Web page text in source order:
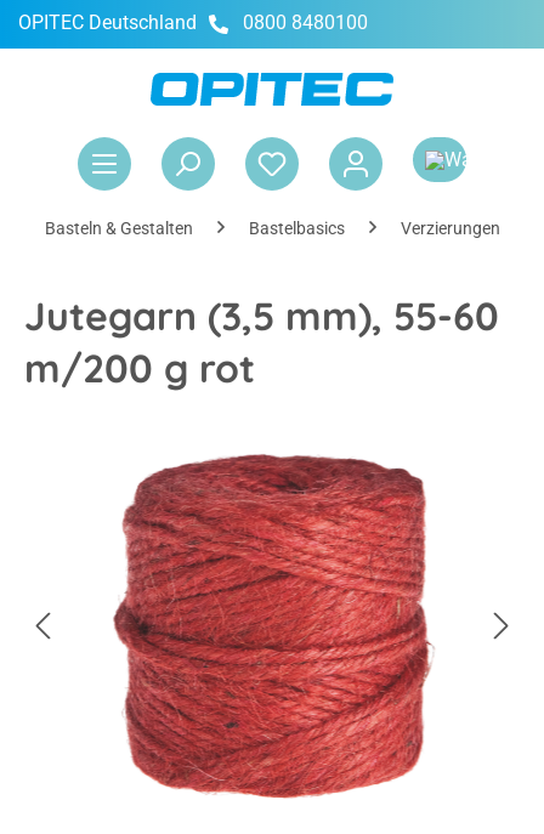
springen
OPITEC Deutschland 0800 8480100
Basteln & Gestalten Bastelbasics Verzierungen &
Jutegarn (3,5 mm), 55-60
m/200 g rot